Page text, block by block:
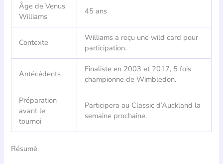
Âge de Venus
Williams
45 ans
Contexte
Williams a reçu une wild card pour
participation.
Antécédents
Finaliste en 2003 et 2017, 5 fois
championne de Wimbledon.
Préparation
avant le
tournoi
Participera au Classic d’Auckland la
semaine prochaine.
Résumé